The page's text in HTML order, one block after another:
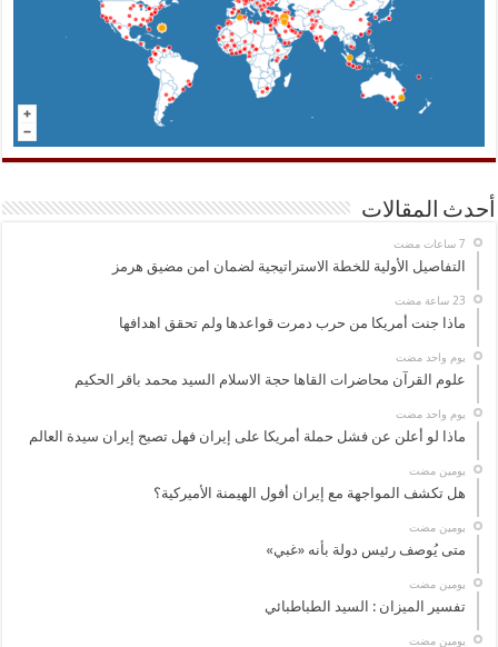
أحدث المقالات
التفاصيل الأولية للخطة الاستراتيجية لضمان امن مضيق هرمز
ماذا جنت أمريكا من حرب دمرت قواعدها ولم تحقق اهدافها
‏يوم واحد مضت
علوم القرآن محاضرات القاها حجة الاسلام السيد محمد باقر الحكيم
‏يوم واحد مضت
ماذا لو أعلن عن فشل حملة أمريكا على إيران فهل تصبح إيران سيدة العالم
‏يومين مضت
هل تكشف المواجهة مع إيران أفول الهيمنة الأميركية؟
‏يومين مضت
متى يُوصف رئيس دولة بأنه «غبي»
‏يومين مضت
تفسير الميزان : السيد الطباطبائي
‏يومين مضت